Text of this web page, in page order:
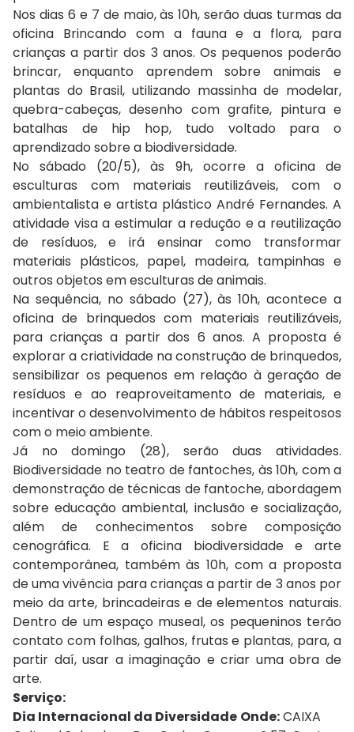
Nos dias 6 e 7 de maio, às 10h, serão duas turmas da
oficina Brincando com a fauna e a flora, para
crianças a partir dos 3 anos. Os pequenos poderão
brincar, enquanto aprendem sobre animais e
plantas do Brasil, utilizando massinha de modelar,
quebra-cabeças, desenho com grafite, pintura e
batalhas de hip hop, tudo voltado para o
aprendizado sobre a biodiversidade.
No sábado (20/5), às 9h, ocorre a oficina de
esculturas com materiais reutilizáveis, com o
ambientalista e artista plástico André Fernandes. A
atividade visa a estimular a redução e a reutilização
de resíduos, e irá ensinar como transformar
materiais plásticos, papel, madeira, tampinhas e
outros objetos em esculturas de animais.
Na sequência, no sábado (27), às 10h, acontece a
oficina de brinquedos com materiais reutilizáveis,
para crianças a partir dos 6 anos. A proposta é
explorar a criatividade na construção de brinquedos,
sensibilizar os pequenos em relação à geração de
resíduos e ao reaproveitamento de materiais, e
incentivar o desenvolvimento de hábitos respeitosos
com o meio ambiente.
Já no domingo (28), serão duas atividades.
Biodiversidade no teatro de fantoches, às 10h, com a
demonstração de técnicas de fantoche, abordagem
sobre educação ambiental, inclusão e socialização,
além de conhecimentos sobre composição
cenográfica. E a oficina biodiversidade e arte
contemporânea, também às 10h, com a proposta
de uma vivência para crianças a partir de 3 anos por
meio da arte, brincadeiras e de elementos naturais.
Dentro de um espaço museal, os pequeninos terão
contato com folhas, galhos, frutas e plantas, para, a
partir daí, usar a imaginação e criar uma obra de
arte.
Serviço:
Dia Internacional da Diversidade Onde:CAIXA